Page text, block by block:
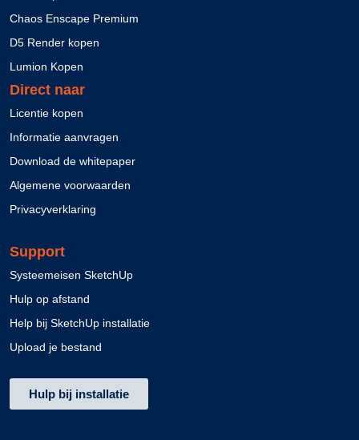
Chaos Enscape Premium
D5 Render kopen
Lumion Kopen
Direct naar
Licentie kopen
Informatie aanvragen
Download de whitepaper
Algemene voorwaarden
Privacyverklaring
Support
Systeemeisen SketchUp
Hulp op afstand
Help bij SketchUp installatie
Upload je bestand
Hulp bij installatie